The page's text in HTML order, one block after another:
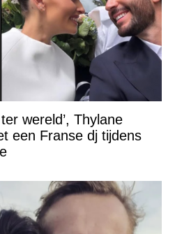
wereld’, Thylane
een Franse dj tijdens